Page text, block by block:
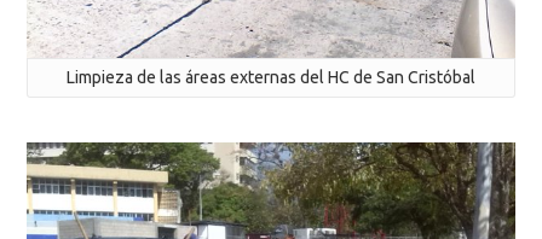
Limpieza de las áreas externas del HC de San Cristóbal